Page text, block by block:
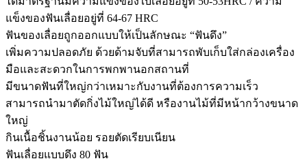
แข็งของฟันเลื่อยอยู่ที่ 64-67 HRC
ฟันของเลื่อยถูกออกแบบให้เป็นลักษณะ “ฟันดึง”
เพิ่มความปลอดภัย ด้วยด้ามจับที่สามารถพับเก็บใส่กล่องเครื่อง
มือและสะดวกในการพกพานอกสถานที่
มีขนาดฟันที่ใหญ่กว่าเหมาะกับงานที่ต้องการความเร็ว
สามารถนำมาตัดกิ่งไม้ใหญ่ได้ดี หรืองานไม้ที่มีหน้ากว้างขนาด
ใหญ่
กินเนื้อชิ้นงานน้อย รอยตัดเรียบเนียน
ฟันเลื่อยแบบดึง 80 ฟัน